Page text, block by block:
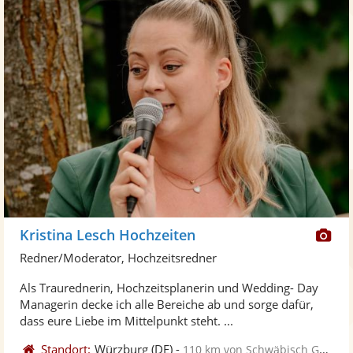
Kristina Lesch Hochzeiten
Redner/Moderator, Hochzeitsredner
Als Traurednerin, Hochzeitsplanerin und Wedding- Day
Managerin decke ich alle Bereiche ab und sorge dafür,
dass eure Liebe im Mittelpunkt steht. ...
Standort: Würzburg (DE) - 110 km von Schwäbisch Gmünd